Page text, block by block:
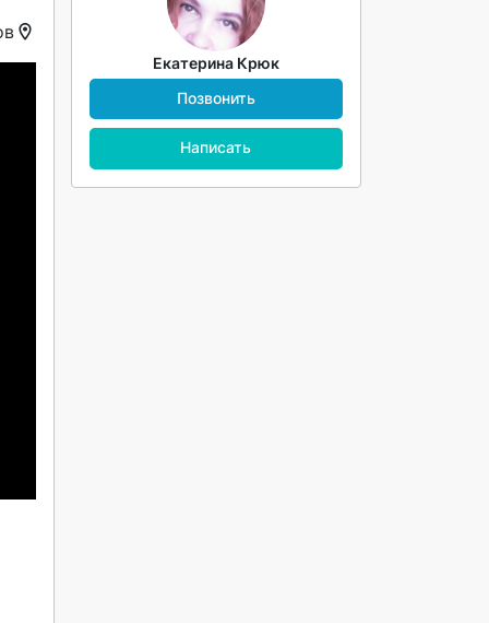
Екатерина Крюк
Позвонить
Написать